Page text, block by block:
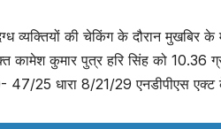
व्यक्तियों की चेकिंग के दौरान मुखबिर
कुमार पुत्र हरि सिंह को 10.36
47/25 धारा 8/21/29 एनडीपीएस